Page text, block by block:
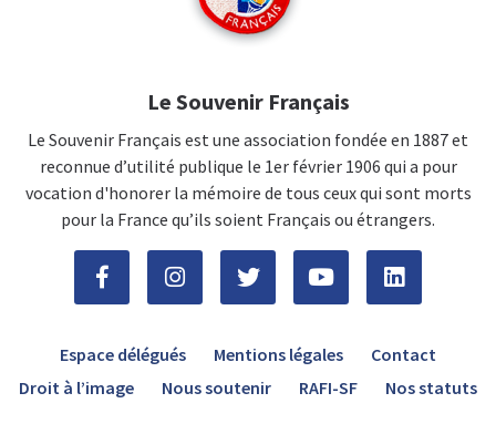
Le Souvenir Français
Le Souvenir Français est une association fondée en 1887 et
reconnue d’utilité publique le 1er février 1906 qui a pour
vocation d'honorer la mémoire de tous ceux qui sont morts
pour la France qu’ils soient Français ou étrangers.
Espace délégués Mentions légales
Contact
Droit à l’image
Nous soutenir RAFI-SF Nos statuts